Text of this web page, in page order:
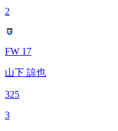
2
FW 17
山下 諒也
325
3